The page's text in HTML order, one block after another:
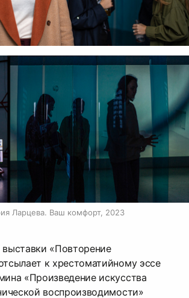
Ларцева. Ваш комфорт, 2023
«Повторение
к хрестоматийному эссе
«Произведение искусства
воспроизводимости»